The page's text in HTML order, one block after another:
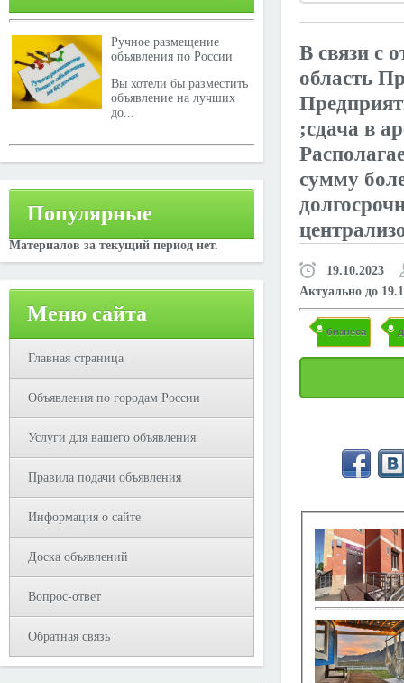
Ручное размещение
объявления по России
Вы хотели бы разместить
объявление на лучших
до...
Популярные
Материалов за текущий период нет.
Меню сайта
Главная страница
Объявления по городам России
Услуги для вашего объявления
Правила подачи объявления
Информация о сайте
Доска объявлений
Вопрос-ответ
Обратная связь
В связи с
область
;сдача в
сумму
19.10.2023
Актуально до
бизнеса